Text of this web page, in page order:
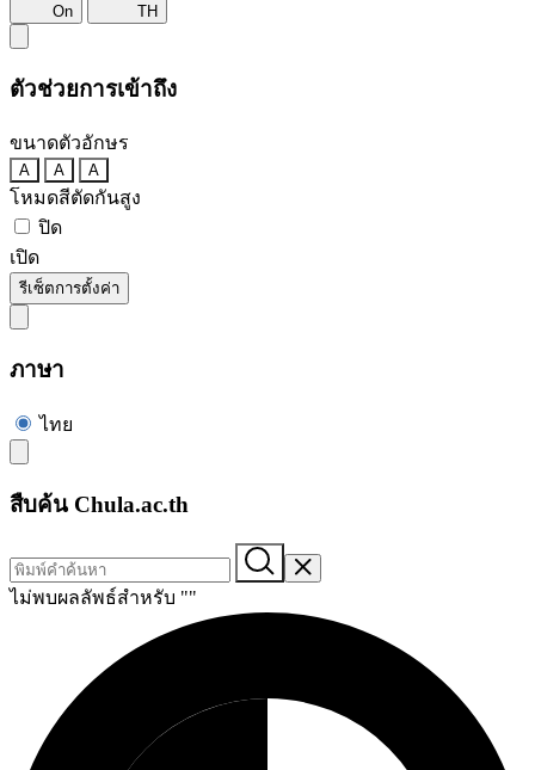
On TH
ตัวช่วยการเข้าถึง
ขนาดตัวอักษร
A A A
โหมดสีตัดกันสูง
ปิด
เปิด
รีเซ็ตการตั้งค่า
ภาษา
ไทย
สืบค้น Chula.ac.th
ไม่พบผลลัพธ์สำหรับ ""